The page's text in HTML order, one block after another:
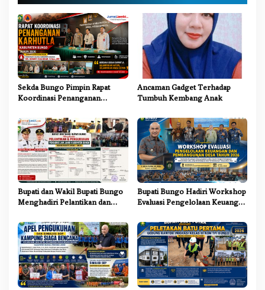
s
i
p
o
s
Sekda Bungo Pimpin Rapat
Koordinasi Penanganan
Sinergi Lintas Sektor
Ancaman Gadget Terhadap
Tumbuh Kembang Anak
Bupati dan Wakil Bupati Bungo
Menghadiri Pelantikan dan
Jambi Kabupaten Bungo
Bupati Bungo Hadiri Workshop
Evaluasi Pengelolaan Keuangan
2026